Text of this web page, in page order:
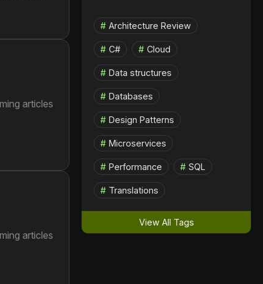
articles
articles
Architecture Review
C# Cloud
Data structures
Databases
Design Patterns
Microservices
Performance SQL
Translations
View All Tags